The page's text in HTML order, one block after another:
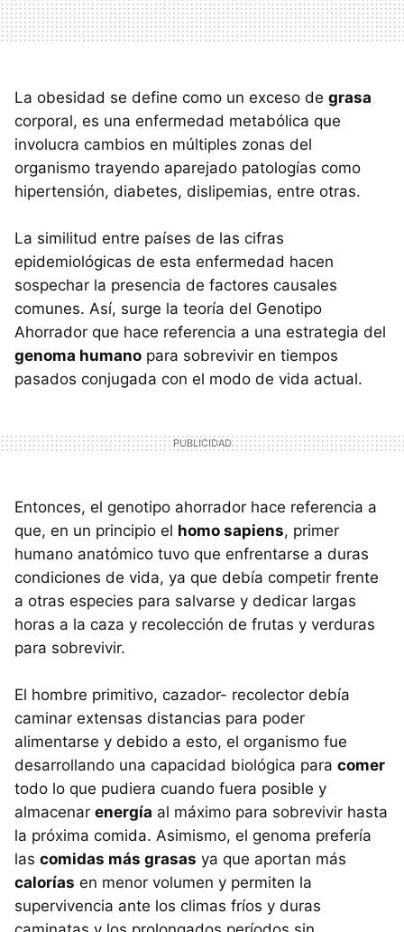
La obesidad se define como un exceso de grasa
corporal, es una enfermedad metabólica que
involucra cambios en múltiples zonas del
organismo trayendo aparejado patologías como
hipertensión, diabetes, dislipemias, entre otras.
La similitud entre países de las cifras
epidemiológicas de esta enfermedad hacen
sospechar la presencia de factores causales
comunes. Así, surge la teoría del Genotipo
Ahorrador que hace referencia a una estrategia del
genoma humano para sobrevivir en tiempos
pasados conjugada con el modo de vida actual.
Entonces, el genotipo ahorrador hace referencia a
que, en un principio el homo sapiens, primer
humano anatómico tuvo que enfrentarse a duras
condiciones de vida, ya que debía competir frente
a otras especies para salvarse y dedicar largas
horas a la caza y recolección de frutas y verduras
para sobrevivir.
El hombre primitivo, cazador- recolector debía
caminar extensas distancias para poder
alimentarse y debido a esto, el organismo fue
desarrollando una capacidad biológica para comer
todo lo que pudiera cuando fuera posible y
almacenar energía al máximo para sobrevivir hasta
la próxima comida. Asimismo, el genoma prefería
las comidas más grasas ya que aportan más
calorías en menor volumen y permiten la
supervivencia ante los climas fríos y duras